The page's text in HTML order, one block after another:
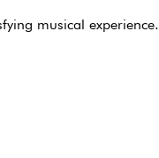
musical experience.